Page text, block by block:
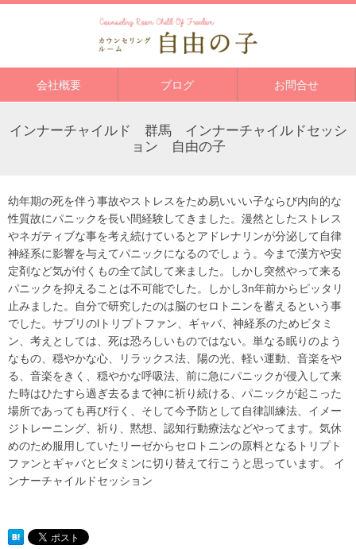
会社概要 ブログ お問合せ
インナーチャイルド 群馬 インナーチャイルドセッシ
ョン 自由の子
幼年期の死を伴う事故やストレスをため易いいい子ならび内向的な
性質故にパニックを長い間経験してきました。漫然としたストレス
やネガティブな事を考え続けているとアドレナリンが分泌して自律
神経系に影響を与えてパニックになるのでしょう。今まで漢方や安
定剤など気が付くもの全て試して来ました。しかし突然やって来る
パニックを抑えることは不可能でした。しかし3n年前からピッタリ
止みました。自分で研究したのは脳のセロトニンを蓄えるという事
でした。サプリのlトリプトファン、ギャバ、神経系のためビタミ
ン、考えとしては、死は恐ろしいものではない。単なる眠りのよう
なもの、穏やかな心、リラックス法、陽の光、軽い運動、音楽をや
る、音楽をきく、穏やかな呼吸法、前に急にパニックが侵入して来
た時はひたすら過ぎ去るまで神に祈り続ける、パニックが起こった
場所であっても再び行く、そして今予防として自律訓練法、イメー
ジトレーニング、祈り、黙想、認知行動療法などやってます。気休
めのため服用していたリーゼからセロトニンの原料となるトリプト
ファンとギャバとビタミンに切り替えて行こうと思っています。 イ
ンナーチャイルドセッション